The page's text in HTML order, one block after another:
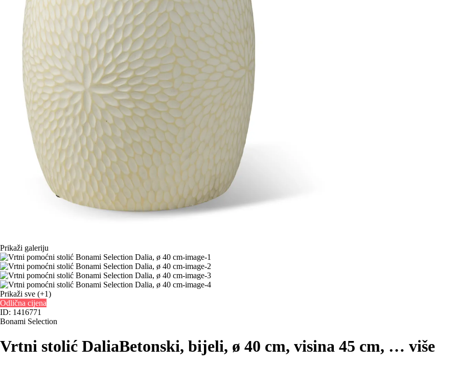
Prikaži galeriju
Prikaži sve (+1)
Odlična cijena
ID: 1416771
Bonami Selection
Vrtni stolić DaliaBetonski, bijeli, ø 40 cm, visina 45 cm, … više